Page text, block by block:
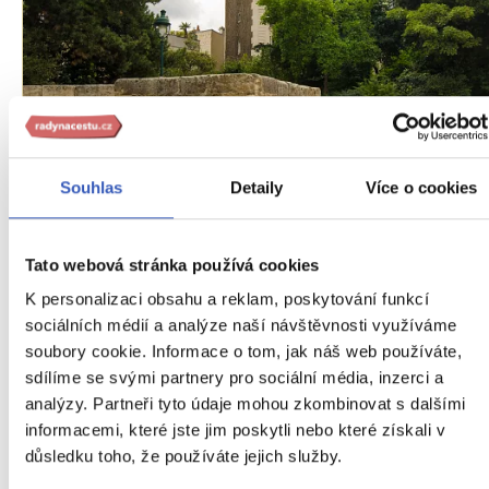
Souhlas Detaily Více o cookies
Tato webová stránka používá cookies
K personalizaci obsahu a reklam, poskytování funkcí
sociálních médií a analýze naší návštěvnosti využíváme
soubory cookie. Informace o tom, jak náš web používáte,
sdílíme se svými partnery pro sociální média, inzerci a
analýzy. Partneři tyto údaje mohou zkombinovat s dalšími
informacemi, které jste jim poskytli nebo které získali v
důsledku toho, že používáte jejich služby.
Aréna Lutetia: živoucí důkaz velké
minulosti města Paříže
7193 přečtení